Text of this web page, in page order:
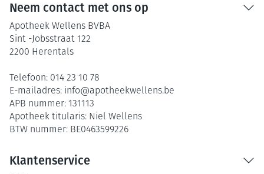
Neem contact met ons op
Apotheek Wellens BVBA
Sint -Jobsstraat 122
2200 Herentals
Telefoon: 014 23 10 78
E-mailadres: info@apotheekwellens.be
APB nummer: 131113
Apotheek titularis: Niel Wellens
BTW nummer: BE0463599226
Klantenservice